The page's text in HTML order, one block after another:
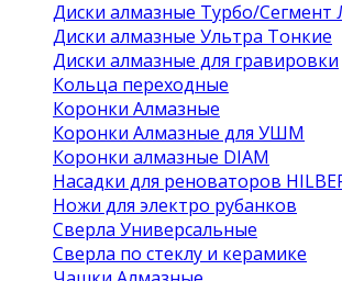
Диски алмазные Турбо/Сегмент
Диски алмазные Ультра Тонкие
Диски алмазные для гравировки
Кольца переходные
Коронки Алмазные
Коронки Алмазные для УШМ
Коронки алмазные DIAM
Насадки для реноваторов
Ножи для электро рубанков
Сверла Универсальные
Сверла по стеклу и керамике